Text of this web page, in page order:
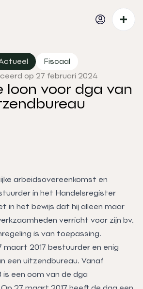
Fiscaal
op 27 februari 2024
loon voor dga van
arbeidsovereenkomst en
in het Handelsregister
in het bewijs dat hij alleen maar
verricht voor zijn bv.
is van toepassing.
maart 2017 bestuurder en enig
een uitzendbureau. Vanaf
een oom van de dga